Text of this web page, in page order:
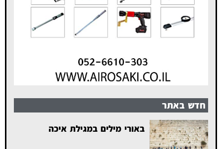
חדש באתר
באורי מילים במגילת איכה